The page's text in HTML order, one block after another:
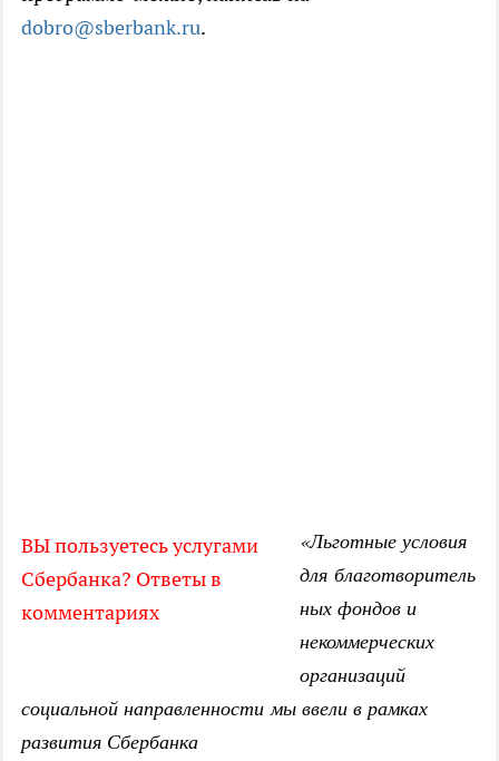
dobro@sberbank.ru.
ВЫ пользуетесь услугами
Сбербанка? Ответы в
комментариях
«Льготные условия
для благотворитель
ных фондов и
некоммерческих
организаций
социальной направленности мы ввели в рамках
развития Сбербанка